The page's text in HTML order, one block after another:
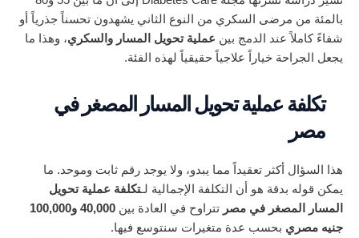
بالمئة من مرضى السكري من النوع الثاني يشهدون تحسناً جذرياً أو
شفاءً كاملاً عند الدمج بين عملية تحويل المسار والسكري، وهذا ما
يجعل الجراحة خياراً علاجياً حقيقياً لهذه الفئة.
تكلفة عملية تحويل المسار المصغر في
مصر
هذا السؤال أكثر تعقيداً مما يبدو، ولا يوجد رقم ثابت وموحد. ما
يمكن قوله بدقة هو أن التكلفة الإجمالية لـتكلفة عملية تحويل
المسار المصغر في مصر تتراوح في العادة بين
40,000 و100,000
جنيه مصري بحسب عدة متغيرات سنتوسع فيها.